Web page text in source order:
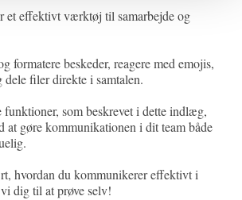
et effektivt værktøj til samarbejde og
formatere beskeder, reagere med emojis,
filer direkte i samtalen.
funktioner, som beskrevet i dette indlæg,
at gøre kommunikationen i dit team både
hvordan du kommunikerer effektivt i
dig til at prøve selv!